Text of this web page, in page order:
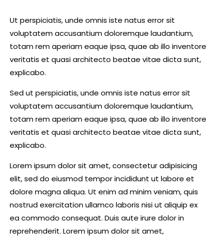
Ut perspiciatis, unde omnis iste natus error sit
voluptatem accusantium doloremque laudantium,
totam rem aperiam eaque ipsa, quae ab illo inventore
veritatis et quasi architecto beatae vitae dicta sunt,
explicabo.
Sed ut perspiciatis, unde omnis iste natus error sit
voluptatem accusantium doloremque laudantium,
totam rem aperiam eaque ipsa, quae ab illo inventore
veritatis et quasi architecto beatae vitae dicta sunt,
explicabo.
Lorem ipsum dolor sit amet, consectetur adipisicing
elit, sed do eiusmod tempor incididunt ut labore et
dolore magna aliqua. Ut enim ad minim veniam, quis
nostrud exercitation ullamco laboris nisi ut aliquip ex
ea commodo consequat. Duis aute irure dolor in
reprehenderit. Lorem ipsum dolor sit amet,